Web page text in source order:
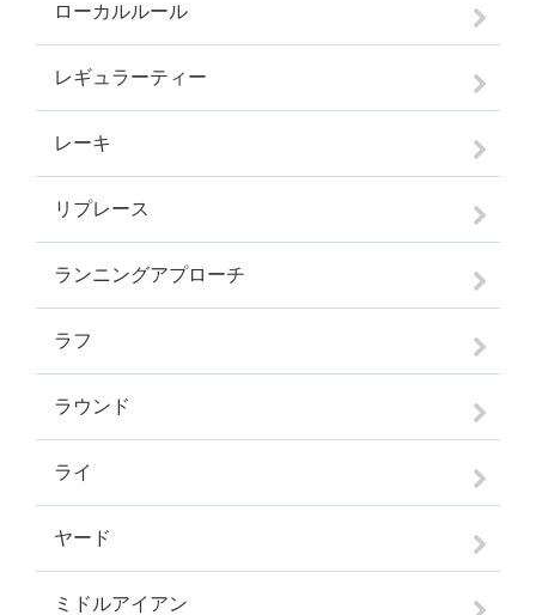
ローカルルール
レギュラーティー
レーキ
リプレース
ランニングアプローチ
ラフ
ラウンド
ライ
ヤード
ミドルアイアン